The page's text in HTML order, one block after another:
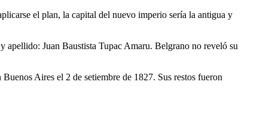
el plan, la capital del nuevo imperio sería la antigua y
apellido: Juan Baustista Tupac Amaru. Belgrano no reveló su
Aires el 2 de setiembre de 1827. Sus restos fueron